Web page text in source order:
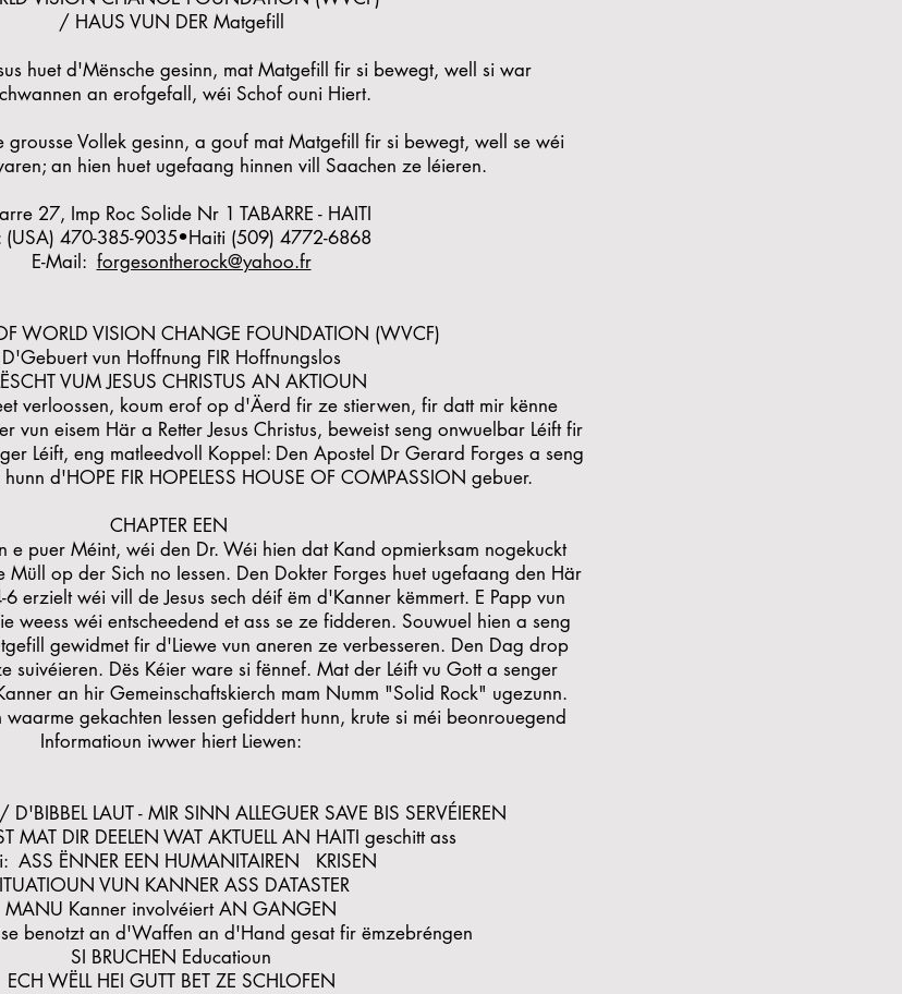
/ HAUS VUN DER Matgefill
huet d'Mënsche gesinn, mat Matgefill fir si bewegt, well si war
an erofgefall, wéi Schof ouni Hiert.
grousse Vollek gesinn, a gouf mat Matgefill fir si bewegt, well se wéi
an hien huet ugefaang hinnen vill Saachen ze léieren.
27, Imp Roc Solide Nr 1 TABARRE - HAITI
(USA) 470-385-9035•Haiti (509) 4772-6868
E-Mail: forgesontherock@yahoo.fr
WORLD VISION CHANGE FOUNDATION (WVCF)
D'Gebuert vun Hoffnung FIR Hoffnungslos
VUM JESUS CHRISTUS AN AKTIOUN
verloossen, koum erof op d'Äerd fir ze stierwen, fir datt mir kënne
vun eisem Här a Retter Jesus Christus, beweist seng onwuelbar Léift fir
Léift, eng matleedvoll Koppel: Den Apostel Dr Gerard Forges a seng
d'HOPE FIR HOPELESS HOUSE OF COMPASSION gebuer.
CHAPTER EEN
e puer Méint, wéi den Dr. Wéi hien dat Kand opmierksam nogekuckt
Müll op der Sich no Iessen. Den Dokter Forges huet ugefaang den Här
erzielt wéi vill de Jesus sech déif ëm d'Kanner këmmert. E Papp vun
weess wéi entscheedend et ass se ze fidderen. Souwuel hien a seng
gewidmet fir d'Liewe vun aneren ze verbesseren. Den Dag drop
suivéieren. Dës Kéier ware si fënnef. Mat der Léift vu Gott a senger
an hir Gemeinschaftskierch mam Numm "Solid Rock" ugezunn.
gekachten Iessen gefiddert hunn, krute si méi beonrouegend
Informatioun iwwer hiert Liewen:
LAUT - MIR SINN ALLEGUER SAVE BIS SERVÉIEREN
MAT DIR DEELEN WAT AKTUELL AN HAITI geschitt ass
ASS ËNNER EEN HUMANITAIREN KRISEN
VUN KANNER ASS DATASTER
MANU Kanner involvéiert AN GANGEN
benotzt an d'Waffen an d'Hand gesat fir ëmzebréngen
SI BRUCHEN Educatioun
ECH WËLL HEI GUTT BET ZE SCHLOFEN